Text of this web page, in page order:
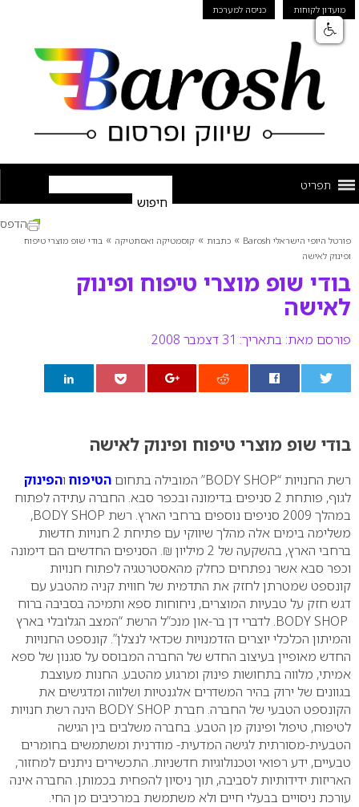
מועדון לקוחות כניסה למערכת
תפריט
פורטל היופי הישראלי Barosh » כתבות » קוסמטיקה ואסתטיקה » בודי שופ מוצרי טיפוח
ופינוק לאישה
בודי שופ מוצרי טיפוח ופינוק
לאישה
פורסם מאת: בתאריך: 31 דצמבר 2008
הדפס
בודי שופ מוצרי טיפוח ופינוק לאישה
רשת החנויות “BODY SHOP” המובילה בתחום הטיפוח והפינוק
לגוף, פותחת 2 סניפים בדימונה ובכפר סבא. החברה עתידה לפתוח
במהלך 2009 סניפים נוספים ברחבי הארץ. רשת
BODY SHOP
,
משלימה בימים אלה מהלך שיווקי עם פתיחת 2 חנויות חדשות
ברחבי הארץ, בהשקעה של 2 מיליון ₪. הסניפים החדשים הם דימונה
וכפר סבא אשר נפתחים כחלק מהאסטרטגיה לפתוח חנויות
קונספט שמטרתן לחזק את התדמית של חווית קניה מהטבע עם
דגש חזק על טבעיות המוצרים, ניחוחות ספא ותמיכה בסביבה ברוח
BODY SHOP. לדברי דן בר-און מנכ”ל הרשת “המצב הגלובלי בארץ
והמיתון הכלכלי יוצרים הזדמנויות שכדאי לנצלן”. קונספט החנויות
החדש מאופיין בעיצוב החדש של החברה המבוסס על סגנון של ספא
אמיתי, מלווה בתחושות פינוק ומרגוע מהטבע. החנות מעוצבת
בגוונים של ירוק בהיר המשדרים אלגנטיות ושלווה ומדגישים את
הקונספט הטבעי של החברה. חברת BODY SHOP הינה רשת חנויות
לטיפוח, טיפול ופינוק מן הטבע. בחברה משלבים בין הגישה
הטבעית-מסורתית לגישה המדעית- מודרנית ומשתמשים בחומרים
טבעיים, ידע רפואי וטכנולוגיות חדשניות. התכשירים ניתנים למחזור,
האריזות ידידותיות לסביבה, תוך ניסיון להפחית בכמותן. החברה אינה
עורכת ניסויים בבעלי חיים ולא משתמשת במרכיבים מן החי.